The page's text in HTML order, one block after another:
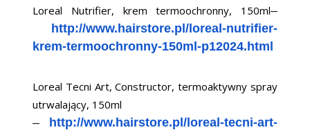
Loreal Nutrifier, krem termoochronny, 150ml–
http://www.hairstore.pl/loreal-nutrifier-
krem-termoochronny-150ml-p12024.html
Loreal Tecni Art, Constructor, termoaktywny spray
utrwalający, 150ml
– http://www.hairstore.pl/loreal-tecni-art-